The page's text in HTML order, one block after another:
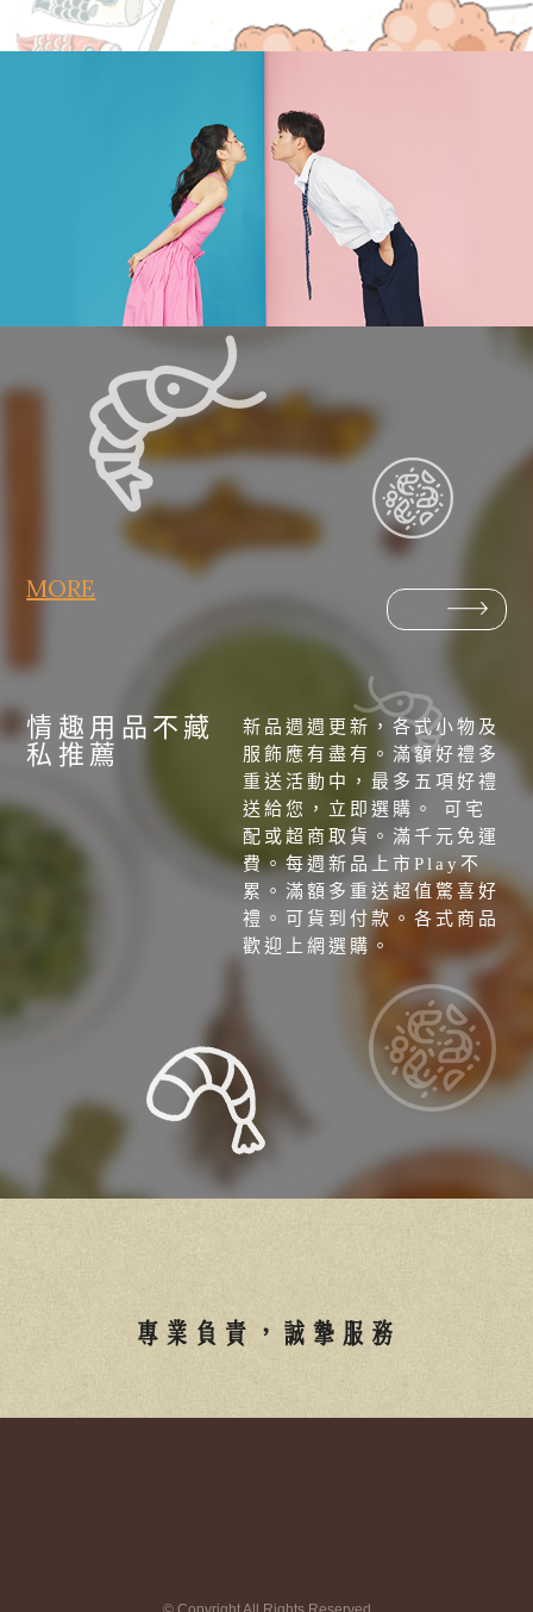
應用的關鍵。文章涵蓋了氣體在環境與能源領
域的影響，並提供了常見問題與解答，幫助讀
2026-03-18
新竹搬家怎麼選？費用、服務與流
在進行新竹搬家時，選擇專業的搬家公司可以
讓搬遷過程更加順利且高效。了解新竹搬家服
務的價格、流程與服務內容，能幫助您選擇最
適合的搬家公司，避免搬遷過程中的不必要麻
煩與風險。本文將介紹新竹搬家的常見服務、
搬家費用計算方式、以及搬家過程中的注意事
項，幫助您順利完成搬遷，讓新居生活更輕
鬆。
2026-03-09
台南冷氣費用怎麼算？先了解報價
邏輯
尋找台南冷氣安裝或維修卻擔心報價不透明
嗎？本文深度拆解冷氣費用組成，從設備品
牌、噸數到施工難度，帶您看懂影響價格的關
鍵因素。我們特別整理了報價單必問的 8 個問
題與常見陷阱，幫助您在預算與節能間取得平
衡，輕鬆掌握冷氣報價細節，為您的空間選擇
最合適的空調方案。
2026-03-06
台北記帳士比較：選擇最適合您的
方案！
台北記帳士是專門提供財務管理與記帳服務的
專業人員，無論是個人還是企業，都能依需求
選擇適合的記帳方案。選擇合適的台北記帳
士，能有效幫助您規劃財務，處理日常帳務，
並提供專業建議，確保稅務合規與財務透明。
不同方案的台北記帳士在專業度、費用及服務
範圍上有所不同，您可以根據預算與需求，選
擇最適合的記帳士服務。
站在老闆角度，弱電工程是不是風
險，才是重點
對企業決策者而言，弱電工程的關鍵不在於技
術細節，而在於是否構成長期風險。本文從老
闆與決策者的視角出發，分享為什麼弱電工程
若在前期被低估，往往會在營運階段轉化為不
可預期的成本與中斷風險，說明把弱電工程視
為風險管理的一部分，對企業穩定運作的重要
我曾經很認真做名片，後來才發現
方向一開始就錯了
創業初期，名片常被視為專業與可信度的象
徵。本文以曾經創業失敗的經驗者角度出發，
回顧在品牌尚未穩定時投入大量心力製作名片
的過程，說明當定位與方向尚未清楚時，名片
反而容易成為負擔，帶你重新思考名片在不同
創業階段中的實際價值。
2026-01-07
關於停留這件事：我與 live173 的
循環既理性又真實。這篇文章將以理性但帶一
2026-01-06
避免雨水沿著牆面滲入室內角落。真正可靠的
MORE
情趣用品不藏
私推薦
新品週週更新，各式小物及
服飾應有盡有。滿額好禮多
重送活動中，最多五項好禮
送給您，立即選購。 可宅
配或超商取貨。滿千元免運
費。每週新品上市Play不
累。滿額多重送超值驚喜好
禮。可貨到付款。各式商品
歡迎上網選購。